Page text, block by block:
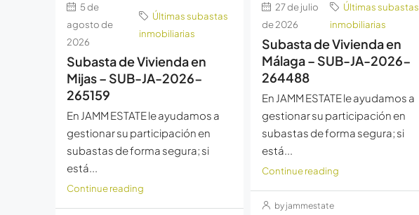
5 de
agosto de
2026
Últimas subastas
inmobiliarias
Subasta de Vivienda en
Mijas – SUB-JA-2026-
265159
En JAMM ESTATE le ayudamos a
gestionar su participación en
subastas de forma segura; si
está...
Continue reading
27 de julio
de 2026
Últimas subastas
inmobiliarias
Subasta de Vivienda en
Málaga – SUB-JA-2026-
264488
En JAMM ESTATE le ayudamos a
gestionar su participación en
subastas de forma segura; si
está...
Continue reading
by jammestate